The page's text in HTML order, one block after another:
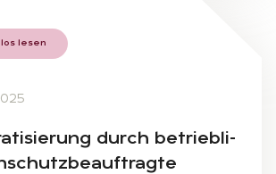
lesen
durch be­trieb­li­